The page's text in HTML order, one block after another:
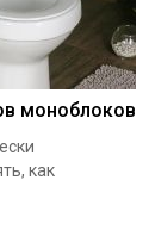
моноблоков
как